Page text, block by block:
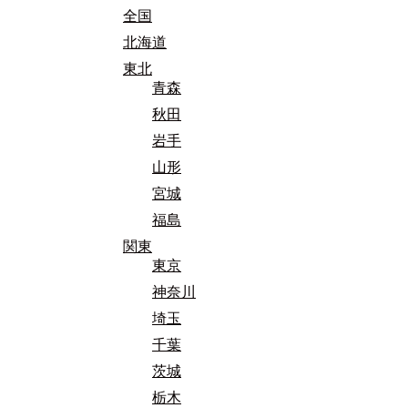
全国
北海道
東北
青森
秋田
岩手
山形
宮城
福島
関東
東京
神奈川
埼玉
千葉
茨城
栃木